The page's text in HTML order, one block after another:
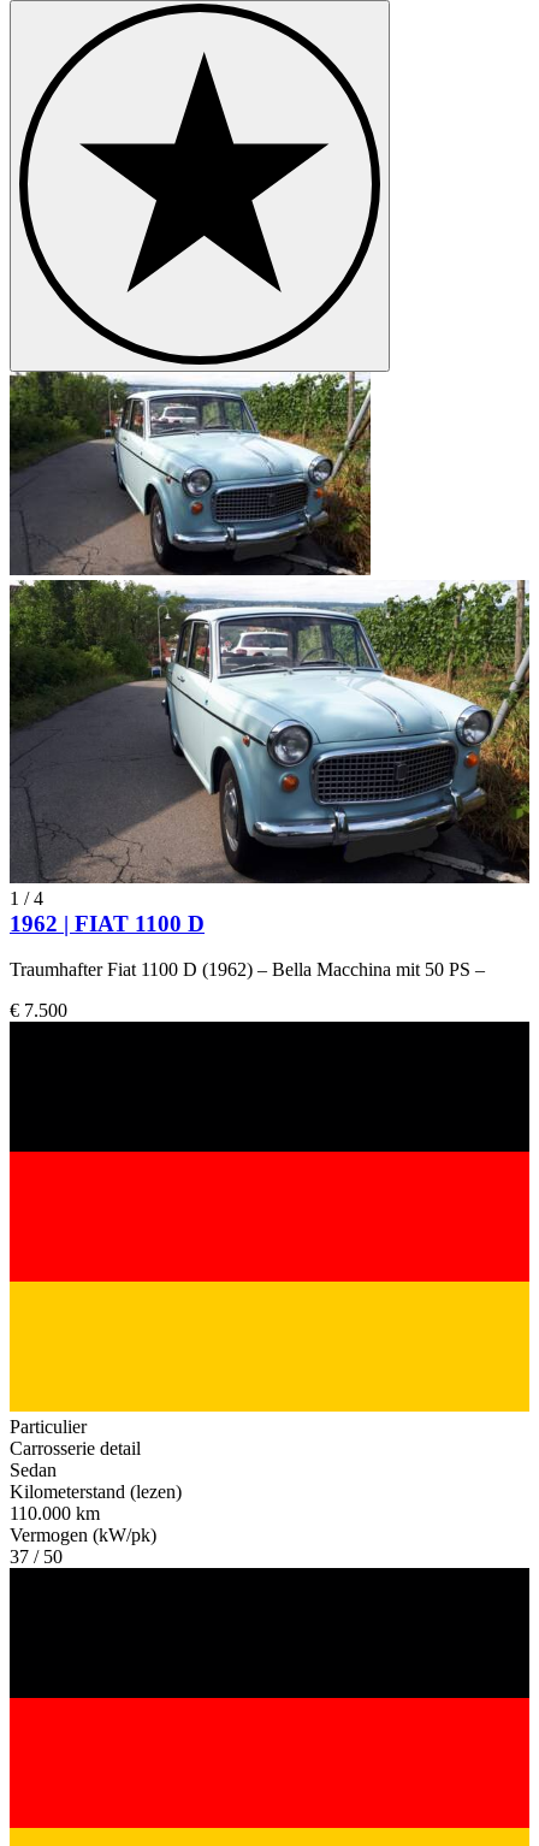
1 /4
1962 | FIAT 1100 D
Traumhafter Fiat 1100 D (1962) – Bella Macchina mit 50 PS –
€ 7.500
Particulier
Carrosserie detail
Sedan
Kilometerstand (lezen)
110.000 km
Vermogen (kW/pk)
37 / 50